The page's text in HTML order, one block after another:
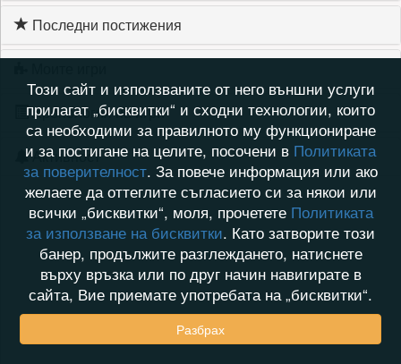
Последни постижения
Хронология на игри
Активност
Този сайт и използваните от него външни услуги
прилагат „бисквитки“ и сходни технологии, които
са необходими за правилното му функциониране
и за постигане на целите, посочени в Политиката
за поверителност. За повече информация или ако
желаете да оттеглите съгласието си за някои или
всички „бисквитки“, моля, прочетете Политиката
за използване на бисквитки. Като затворите този
банер, продължите разглеждането, натиснете
върху връзка или по друг начин навигирате в
сайта, Вие приемате употребата на „бисквитки“.
Разбрах